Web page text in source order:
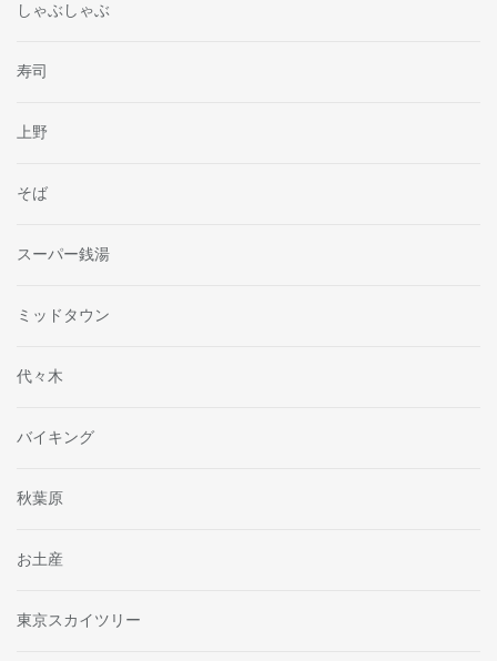
しゃぶしゃぶ
寿司
上野
そば
スーパー銭湯
ミッドタウン
代々木
バイキング
秋葉原
お土産
東京スカイツリー